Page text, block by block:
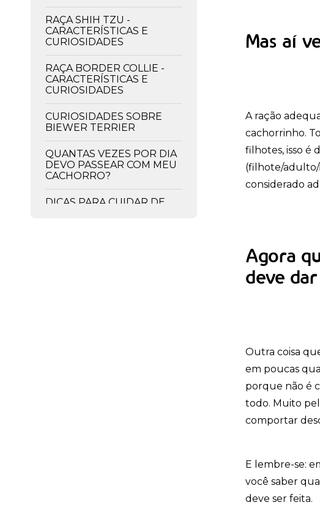
RAÇA SHIH TZU -
CARACTERÍSTICAS E
CURIOSIDADES
RAÇA BORDER COLLIE -
CARACTERÍSTICAS E
CURIOSIDADES
CURIOSIDADES SOBRE
BIEWER TERRIER
QUANTAS VEZES POR DIA
DEVO PASSEAR COM MEU
CACHORRO?
DICAS PARA CUIDAR DE
Mas aí
A ração
cachorrinho.
filhotes, isso é
(filhote/adulto/
considerado
Agora
deve
Outra coisa
em poucas
porque não é
todo. Muito
comportar
E lembre-se:
você saber
deve ser feita.